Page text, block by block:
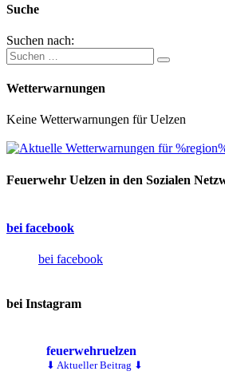
Suche
Suchen nach:
Wetterwarnungen
Keine Wetterwarnungen für Uelzen
Feuerwehr Uelzen in den Sozialen
bei facebook
bei facebook
bei Instagram
feuerwehruelzen
⬇ Aktueller Beitrag ⬇